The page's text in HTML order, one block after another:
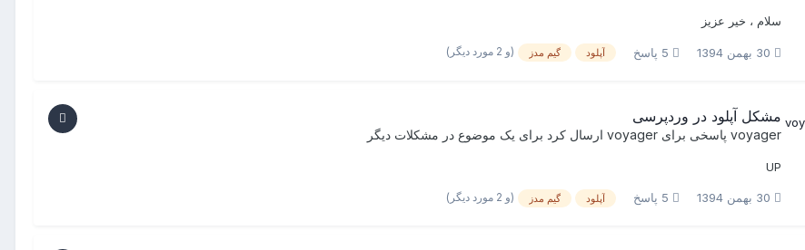
سلام ، خیر عزیز
30 بهمن 1394 آپلود گیم مدز (و 2 مورد دیگر)
مشکل آپلود در وردپرسی
voyager پاسخی برای voyager ارسال کرد برای یک موضوع در مشکلات دیگر
UP
30 بهمن 1394 آپلود گیم مدز (و 2 مورد دیگر)